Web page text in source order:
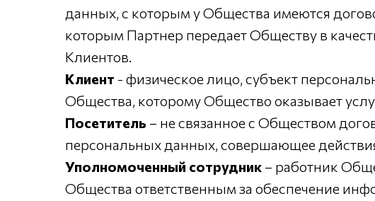
данных, с которым у Общества имеются
которым Партнер передает Обществу в
Клиентов.
Клиент - физическое лицо, субъект
Общества, которому Общество оказывает
Посетитель – не связанное с Обществом
персональных данных, совершающее
Уполномоченный сотрудник – работник
Общества ответственным за обеспечение